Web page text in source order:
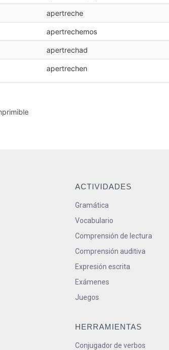
apertreche
apertrechemos
apertrechad
apertrechen
ACTIVIDADES
Gramática
Vocabulario
Comprensión de lectura
Comprensión auditiva
Expresión escrita
Exámenes
Juegos
HERRAMIENTAS
Conjugador de verbos